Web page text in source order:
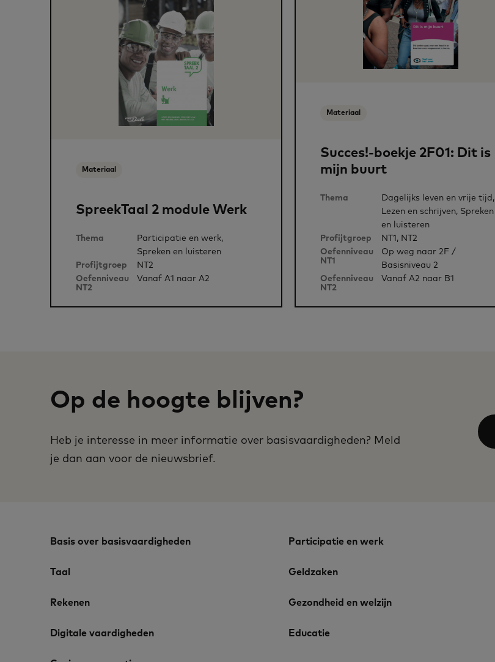
Materiaal
SpreekTaal 2 module Werk
Thema
Participatie en werk,
Spreken en luisteren
Profijtgroep
NT2
Oefenniveau
NT2
Vanaf A1 naar A2
Materiaal
Succes!-boekje 2F01: Dit is
mijn buurt
Thema
Dagelijks leven en vrije tijd,
Lezen en schrijven, Spreken
en luisteren
Profijtgroep
NT1, NT2
Oefenniveau
NT1
Op weg naar 2F /
Basisniveau 2
Oefenniveau
NT2
Vanaf A2 naar B1
Op de hoogte blijven?
Heb je interesse in meer informatie over basisvaardigheden? Meld
je dan aan voor de nieuwsbrief.
Basis over basisvaardigheden Participatie en werk
Taal Geldzaken
Rekenen Gezondheid en welzijn
Digitale vaardigheden Educatie